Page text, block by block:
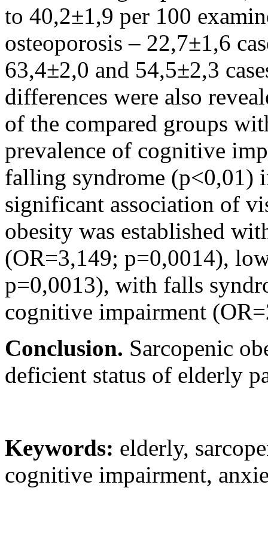
to 40,2±1,9 per 100
osteoporosis – 22,7±1,6
63,4±2,0 and 54,5±2,3
differences were also
of the compared groups
prevalence of cognitive
falling syndrome (p<0,01)
significant association of
obesity was established
(OR=3,149; p=0,0014),
p=0,0013), with falls
cognitive impairment
Conclusion. Sarcopenic
deficient status of elderly
Keywords: elderly,
cognitive impairment,